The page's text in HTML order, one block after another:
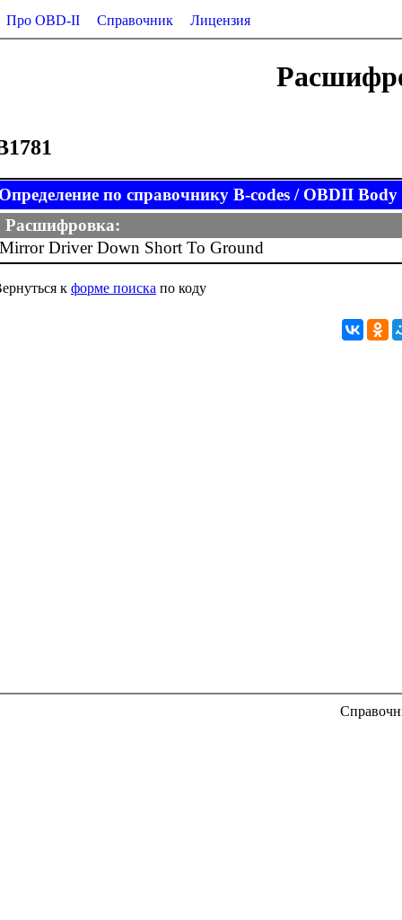
Про OBD-II Справочник Лицензия
по справочнику B-codes / OBDII Body
Расшифровка:
Mirror Driver Down Short To Ground
к форме поиска по коду